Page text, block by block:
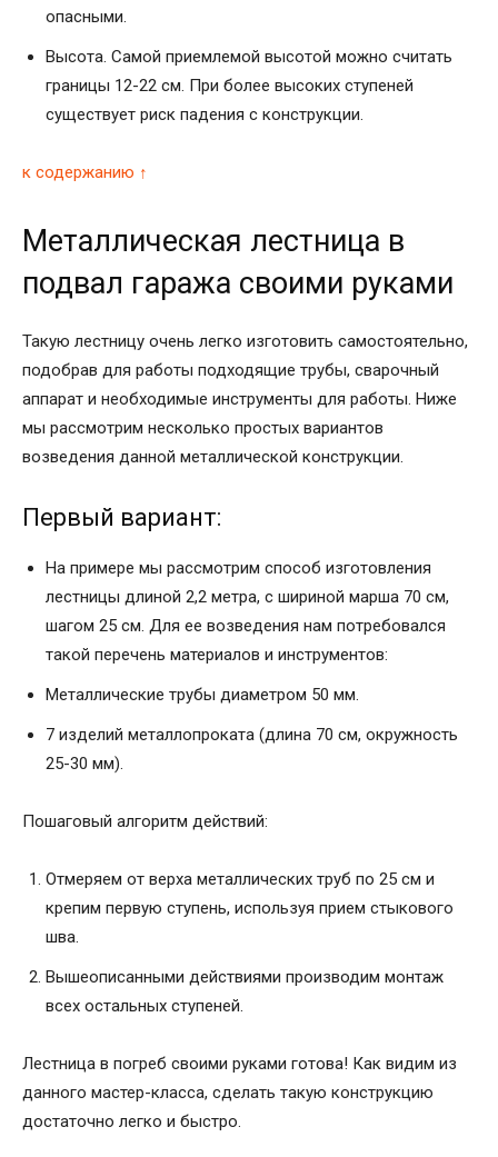
опасными.
Высота. Самой приемлемой высотой можно считать
границы 12-22 см. При более высоких ступеней
существует риск падения с конструкции.
к содержанию ↑
Металлическая лестница в
подвал гаража своими руками
Такую лестницу очень легко изготовить самостоятельно,
подобрав для работы подходящие трубы, сварочный
аппарат и необходимые инструменты для работы. Ниже
мы рассмотрим несколько простых вариантов
возведения данной металлической конструкции.
Первый вариант:
На примере мы рассмотрим способ изготовления
лестницы длиной 2,2 метра, с шириной марша 70 см,
шагом 25 см. Для ее возведения нам потребовался
такой перечень материалов и инструментов:
Металлические трубы диаметром 50 мм.
7 изделий металлопроката (длина 70 см, окружность
25-30 мм).
Пошаговый алгоритм действий:
Отмеряем от верха металлических труб по 25 см и
крепим первую ступень, используя прием стыкового
шва.
Вышеописанными действиями производим монтаж
всех остальных ступеней.
Лестница в погреб своими руками готова! Как видим из
данного мастер-класса, сделать такую конструкцию
достаточно легко и быстро.